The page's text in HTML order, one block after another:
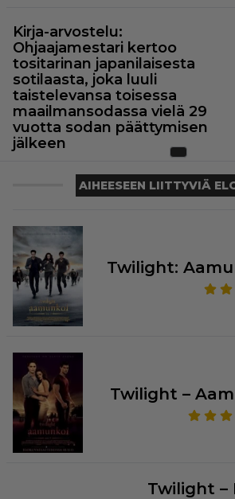
Kirja-arvostelu:
Ohjaajamestari kertoo
tositarinan japanilaisesta
sotilaasta, joka luuli
taistelevansa toisessa
maailmansodassa vielä 29
vuotta sodan päättymisen
jälkeen
AIHEESEEN LIITTYVIÄ
Twilight:
Twilight –
Twilight –